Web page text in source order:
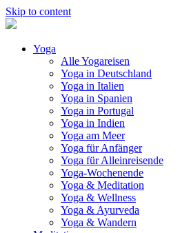
Skip to content
Yoga
Alle Yogareisen
Yoga in Deutschland
Yoga in Italien
Yoga in Spanien
Yoga in Portugal
Yoga in Indien
Yoga am Meer
Yoga für Anfänger
Yoga für Alleinreisende
Yoga-Wochenende
Yoga & Meditation
Yoga & Wellness
Yoga & Ayurveda
Yoga & Wandern